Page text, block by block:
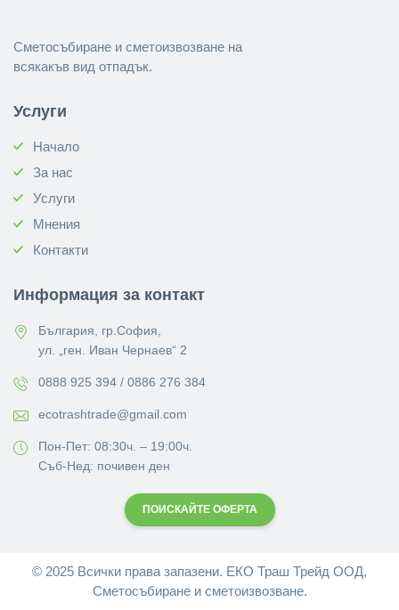
Сметосъбиране и сметоизвозване на
всякакъв вид отпадък.
Услуги
Начало
За нас
Услуги
Мнения
Контакти
Информация за контакт
България, гр.София,
ул. „ген. Иван Чернаев“ 2
0888 925 394 / 0886 276 384
ecotrashtrade@gmail.com
Пон-Пет: 08:30ч. – 19:00ч.
Съб-Нед: почивен ден
ПОИСКАЙТЕ ОФЕРТА
© 2025 Всички права запазени. ЕКО Траш Трейд ООД,
Сметосъбиране и сметоизвозване.